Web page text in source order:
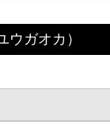
ウガオカ）